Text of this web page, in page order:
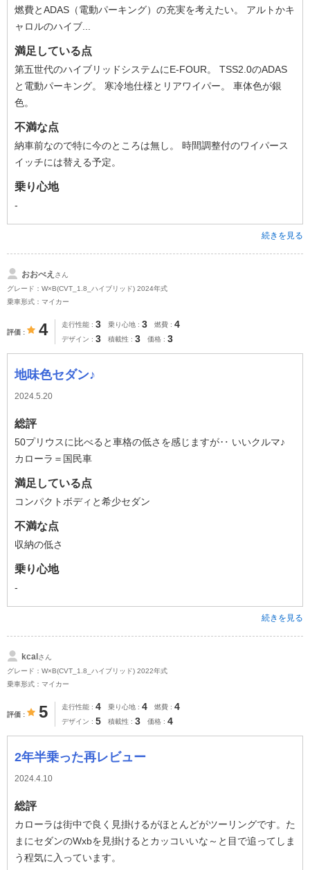
燃費とADAS（電動パーキング）の充実を考えたい。 アルトかキ
ャロルのハイブ...
満足している点
第五世代のハイブリッドシステムにE-FOUR。 TSS2.0のADAS
と電動パーキング。 寒冷地仕様とリアワイパー。 車体色が銀
色。
不満な点
納車前なので特に今のところは無し。 時間調整付のワイパース
イッチには替える予定。
乗り心地
-
続きを見る
おおべえ さん
グレード：W×B(CVT_1.8_ハイブリッド) 2024年式
乗車形式：マイカー
評価 4 走行性能 3 乗り心地 3 燃費 4
デザイン 3 積載性 3 価格 3
地味色セダン♪
2024.5.20
総評
50プリウスに比べると車格の低さを感じますが‥ いいクルマ♪
カローラ＝国民車
満足している点
コンパクトボディと希少セダン
不満な点
収納の低さ
乗り心地
-
続きを見る
kcalさん
グレード：W×B(CVT_1.8_ハイブリッド) 2022年式
乗車形式：マイカー
評価 5 走行性能 4 乗り心地 4 燃費 4
デザイン 5 積載性 3 価格 4
2年半乗った再レビュー
2024.4.10
総評
カローラは街中で良く見掛けるがほとんどがツーリングです。た
まにセダンのWxbを見掛けるとカッコいいな～と目で追ってしま
う程気に入っています。